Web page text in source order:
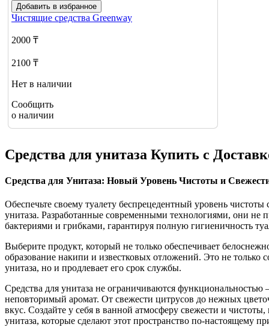
Добавить в избранное
Чистящие средства Greenway
2000 ₸
2100 ₸
Нет в наличии
Сообщить
о наличии
Средства для унитаза Купить с
Средства для Унитаза: Новый Уровень Чистоты и
Обеспечьте своему туалету беспрецедентный уровень
унитаза. Разработанные современными технологиями, они не
бактериями и грибками, гарантируя полную гигиеничность
Выберите продукт, который не только обеспечивает
образование накипи и известковых отложений. Это не только
унитаза, но и продлевает его срок службы.
Средства для унитаза не ограничиваются
неповторимый аромат. От свежести цитрусов до нежных
вкус. Создайте у себя в ванной атмосферу свежести и чистоты,
унитаза, которые сделают этот пространство по-настоящему